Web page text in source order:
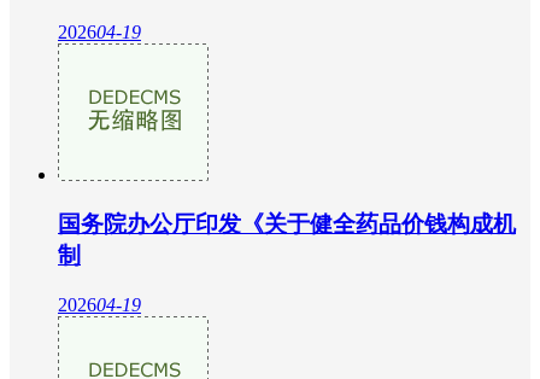
202604-19
国务院办公厅印发《关于健全药品价钱构成机
制
202604-19